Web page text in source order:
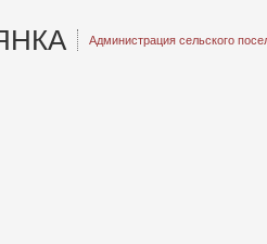
Администрация сельского